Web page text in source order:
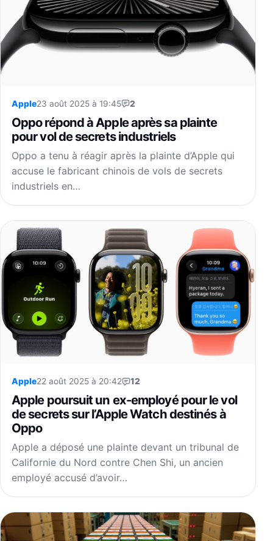
Apple23 août 2025 à 19:45 2
Oppo répond à Apple après sa plainte
pour vol de secrets industriels
Oppo a tenu à réagir après la plainte d’Apple qui
accuse le fabricant chinois de vols de secrets
industriels en…
Apple22 août 2025 à 20:42 12
Apple poursuit un ex-employé pour le vol
de secrets sur l’Apple Watch destinés à
Oppo
Apple a déposé une plainte devant un tribunal de
Californie du Nord contre Chen Shi, un ancien
employé accusé d’avoir…